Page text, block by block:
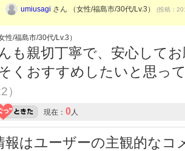
umiusagi さん （女性/福島市/30代/Lv.3） (投稿：
性/福島市/30代/Lv.3）
も親切丁寧で、安心して
くおすすめしたいと思っ
現在： 0人
はユーザーの主観的なコ